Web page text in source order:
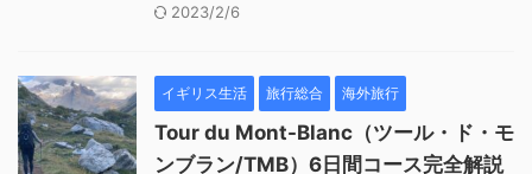
2023/2/6
イギリス生活 旅行総合 海外旅行
Tour du Mont-Blanc（ツール・ド・モ
ンブラン/TMB）6日間コース完全解説